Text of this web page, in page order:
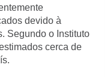
devido à
Segundo o Instituto
cerca de